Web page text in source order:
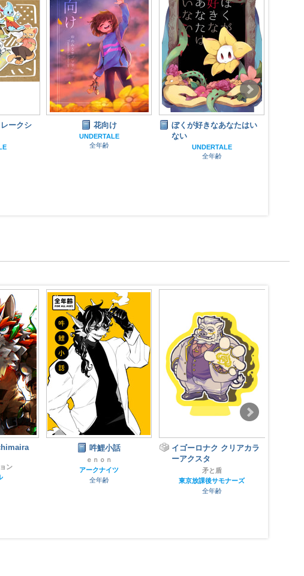
ークシ
花向け
UNDERTALE
全年齢
ぼくが好きなあなたはい
ない
UNDERTALE
全年齢
ン
吽鯉小話
ｅｎｏｎ
アークナイツ
全年齢
イゴーロナク クリアカラ
ーアクスタ
矛と盾
東京放課後サモナーズ
全年齢